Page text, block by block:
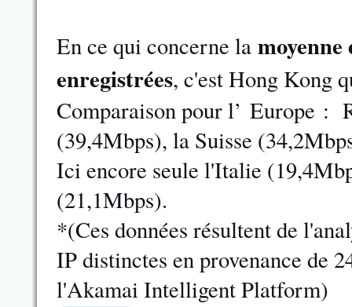
En ce qui concerne la moyenne
enregistrées, c'est Hong Kong
Comparaison pour l’ Europe :
(39,4Mbps), la Suisse
Ici encore seule l'Italie
(21,1Mbps).
*(Ces données résultent de
IP distinctes en provenance de
l'Akamai Intelligent Platform)